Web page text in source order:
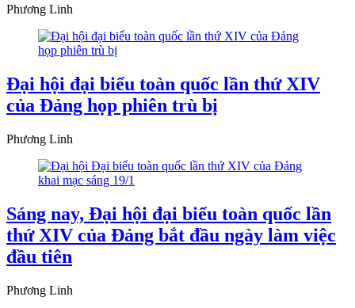
Phương Linh
Đại hội đại biểu toàn quốc lần thứ XIV
của Đảng họp phiên trù bị
Phương Linh
Sáng nay, Đại hội đại biểu toàn quốc lần
thứ XIV của Đảng bắt đầu ngày làm việc
đầu tiên
Phương Linh